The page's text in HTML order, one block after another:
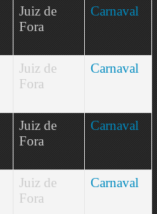
Juiz de
Fora
Carnaval
Juiz de
Fora
Carnaval
Juiz de
Fora
Carnaval
Juiz de
Fora
Carnaval